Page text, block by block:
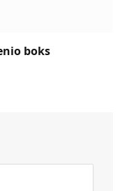
boks